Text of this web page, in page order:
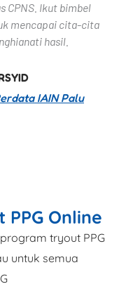
CPNS. Ikut bimbel
mencapai cita-cita
hasil.
IAIN Palu
Online
tryout PPG
untuk semua